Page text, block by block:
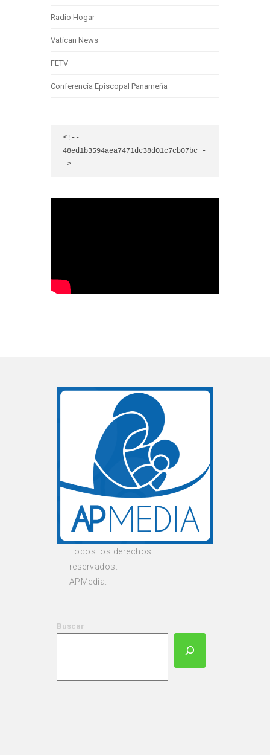
Radio Hogar
Vatican News
FETV
Conferencia Episcopal Panameña
<!--
48ed1b3594aea7471dc38d01c7cb07bc -
->
Todos los derechos
reservados.
APMedia.
Buscar